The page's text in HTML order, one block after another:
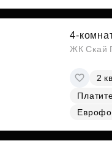
4-
ЖК Скай
2